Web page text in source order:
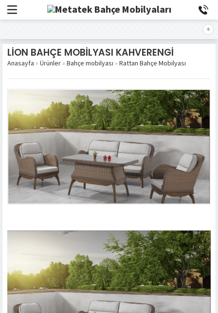
LİON BAHÇE MOBİLYASI KAHVERENGİ
Anasayfa » Ürünler » Bahçe mobilyası » Rattan Bahçe Mobilyası